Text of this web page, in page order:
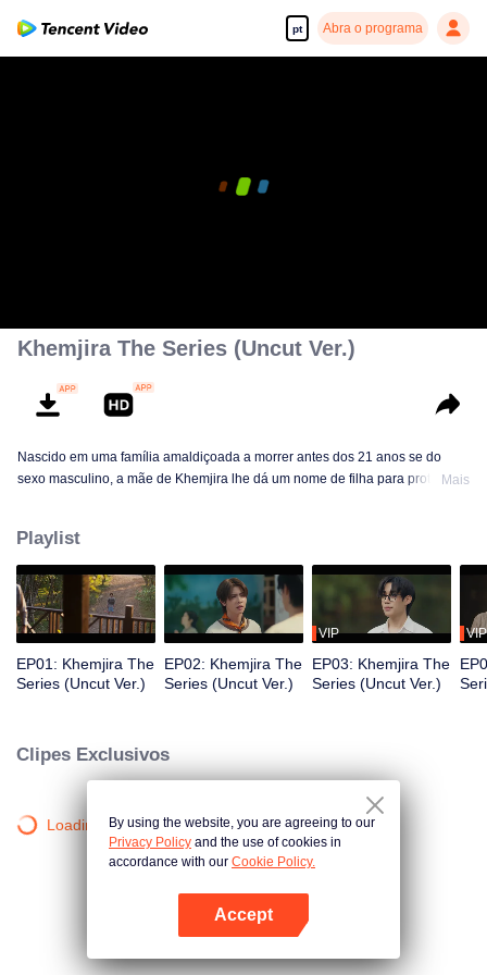
pt Abra o programa
Abra o programa
Khemjira The Series (Uncut Ver.)
Nascido em uma família amaldiçoada a morrer antes dos 21 anos se do
sexo masculino, a mãe de Khemjira lhe dá um nome de filha para proteção.
laços emocionais profundos se formam ao longo do caminho.
Mais
Playlist
EP01: Khemjira The
Series (Uncut Ver.)
EP02: Khemjira The
Series (Uncut Ver.)
VIP
EP03: Khemjira The
Series (Uncut Ver.)
VIP
Clipes Exclusivos
Loading…By using the website, you are agreeing to our
Privacy Policy and the use of cookies in
accordance with our Cookie Policy.
Accept